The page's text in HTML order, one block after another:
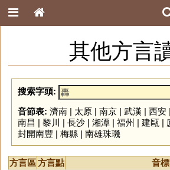
其他方言
搜索字頭:
音節表: 濟南| 太原| 南京| 武漢 | 西安|
南昌 | 黎川 | 長沙| 湘潭| 福州 | 建甌 |
封開南豐 | 梅縣| 南雄珠璣
方言區方言點 音標